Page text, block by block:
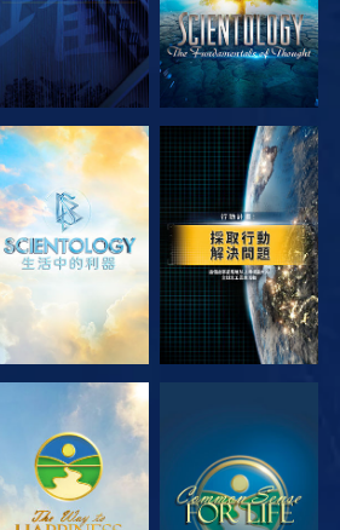
探索系列節目 觀看
觀看 觀看